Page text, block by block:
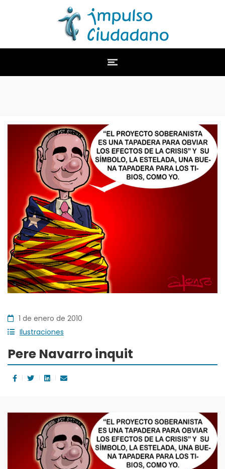
1 de enero de 2010
Ilustraciones
Pere Navarro inquit